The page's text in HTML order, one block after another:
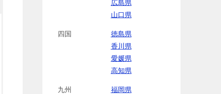
広島県
山口県
四国
徳島県
香川県
愛媛県
高知県
九州
福岡県